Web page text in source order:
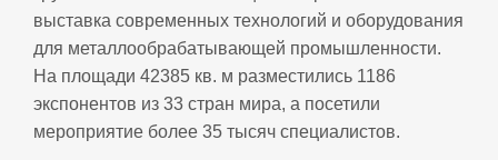
выставка современных технологий и оборудования
для металлообрабатывающей промышленности.
На площади 42385 кв. м разместились 1186
экспонентов из 33 стран мира, а посетили
мероприятие более 35 тысяч специалистов.